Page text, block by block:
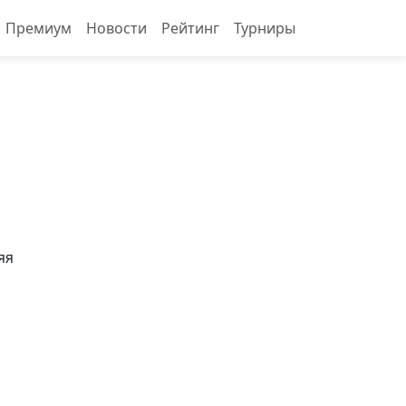
Премиум Новости Рейтинг Турниры